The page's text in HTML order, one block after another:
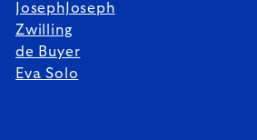
JosephJoseph
Zwilling
de Buyer
Eva Solo